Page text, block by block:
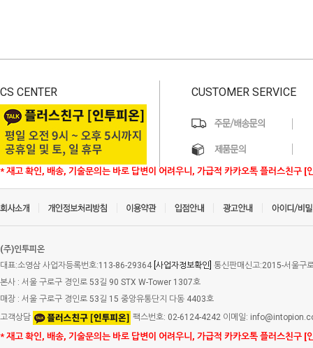
CS CENTER
* 재고 확인, 배송, 기술문의는 바로 답변이 어려우니, 가급적 카카오톡 플러스친구 [
CUSTOMER SERVICE
(주)인투피온
대표:소영삼 사업자등록번호:113-86-29364 [사업자정보확인] 통신판매신고:2015-서울구
본사 : 서울 구로구 경인로 53길 90 STX W-Tower 1307호
매장 : 서울 구로구 경인로 53길 15 중앙유통단지 다동 4403호
고객상담
팩스번호: 02-6124-4242 이메일:
* 재고 확인, 배송, 기술문의는 바로 답변이 어려우니, 가급적 카카오톡 플러스친구 [